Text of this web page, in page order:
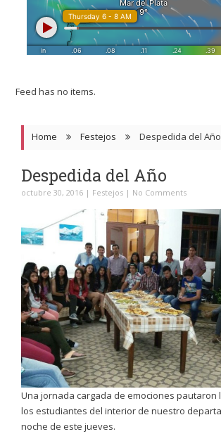
Feed has no items.
Home Festejos Despedida del Año
Despedida del Año
octubre 30, 2016 | Festejos | No Comments
Una jornada cargada de emociones pautaron
los estudiantes del interior de nuestro
noche de este jueves.